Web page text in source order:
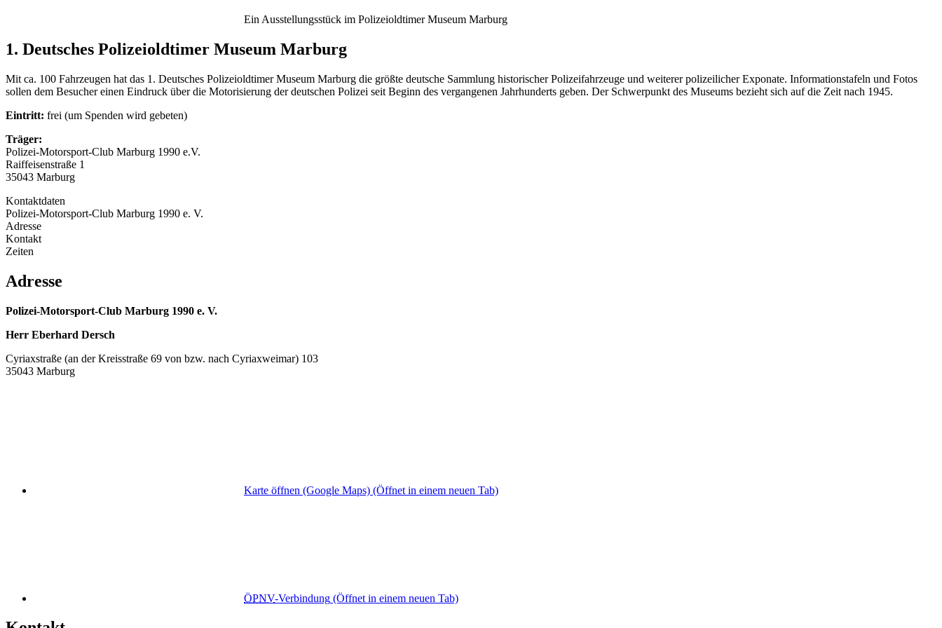
Ein Ausstellungsstück im Polizeioldtimer Museum Marburg
1. Deutsches Polizeioldtimer Museum Marburg
Mit ca. 100 Fahrzeugen hat das 1. Deutsches Polizeioldtimer Museum Marburg die größte deutsche Sammlung historischer Polizeifahrzeuge und weiterer polizeilicher Exponate. Informationstafeln und Fotos
sollen dem Besucher einen Eindruck über die Motorisierung der deutschen Polizei seit Beginn des vergangenen Jahrhunderts geben. Der Schwerpunkt des Museums bezieht sich auf die Zeit nach 1945.
Eintritt: frei (um Spenden wird gebeten)
Träger:
Polizei-Motorsport-Club Marburg 1990 e.V.
Raiffeisenstraße 1
35043 Marburg
Kontaktdaten
Polizei-Motorsport-Club Marburg 1990 e. V.
Adresse
Kontakt
Zeiten
Adresse
Polizei-Motorsport-Club Marburg 1990 e. V.
Herr Eberhard Dersch
Cyriaxstraße (an der Kreisstraße 69 von bzw. nach Cyriaxweimar) 103
35043 Marburg
Karte öffnen (Google Maps) (Öffnet in einem neuen Tab)
ÖPNV-Verbindung (Öffnet in einem neuen Tab)